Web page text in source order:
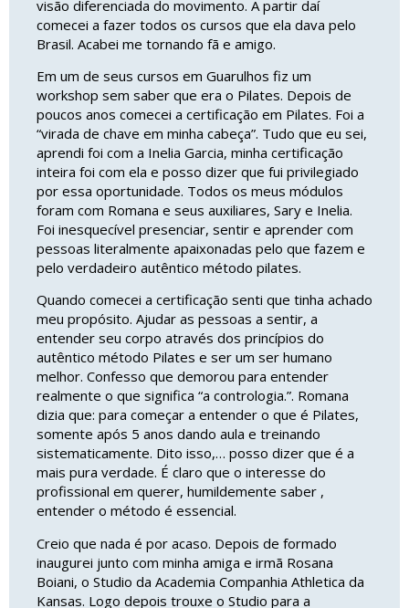
visão diferenciada do movimento. A partir daí
comecei a fazer todos os cursos que ela dava pelo
Brasil. Acabei me tornando fã e amigo.
Em um de seus cursos em Guarulhos fiz um
workshop sem saber que era o Pilates. Depois de
poucos anos comecei a certificação em Pilates. Foi a
“virada de chave em minha cabeça”. Tudo que eu sei,
aprendi foi com a Inelia Garcia, minha certificação
inteira foi com ela e posso dizer que fui privilegiado
por essa oportunidade. Todos os meus módulos
foram com Romana e seus auxiliares, Sary e Inelia.
Foi inesquecível presenciar, sentir e aprender com
pessoas literalmente apaixonadas pelo que fazem e
pelo verdadeiro autêntico método pilates.
Quando comecei a certificação senti que tinha achado
meu propósito. Ajudar as pessoas a sentir, a
entender seu corpo através dos princípios do
autêntico método Pilates e ser um ser humano
melhor. Confesso que demorou para entender
realmente o que significa “a contrologia.”. Romana
dizia que: para começar a entender o que é Pilates,
somente após 5 anos dando aula e treinando
sistematicamente. Dito isso,… posso dizer que é a
mais pura verdade. É claro que o interesse do
profissional em querer, humildemente saber ,
entender o método é essencial.
Creio que nada é por acaso. Depois de formado
inaugurei junto com minha amiga e irmã Rosana
Boiani, o Studio da Academia Companhia Athletica da
Kansas. Logo depois trouxe o Studio para a